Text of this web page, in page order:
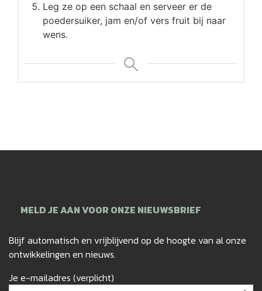
Leg ze op een schaal en serveer er de
poedersuiker, jam en/of vers fruit bij naar
wens.
MELD JE AAN VOOR ONZE NIEUWSBRIEF
Blijf automatisch en vrijblijvend op de hoogte van al onze
ontwikkelingen en nieuws.
Je e-mailadres (verplicht)